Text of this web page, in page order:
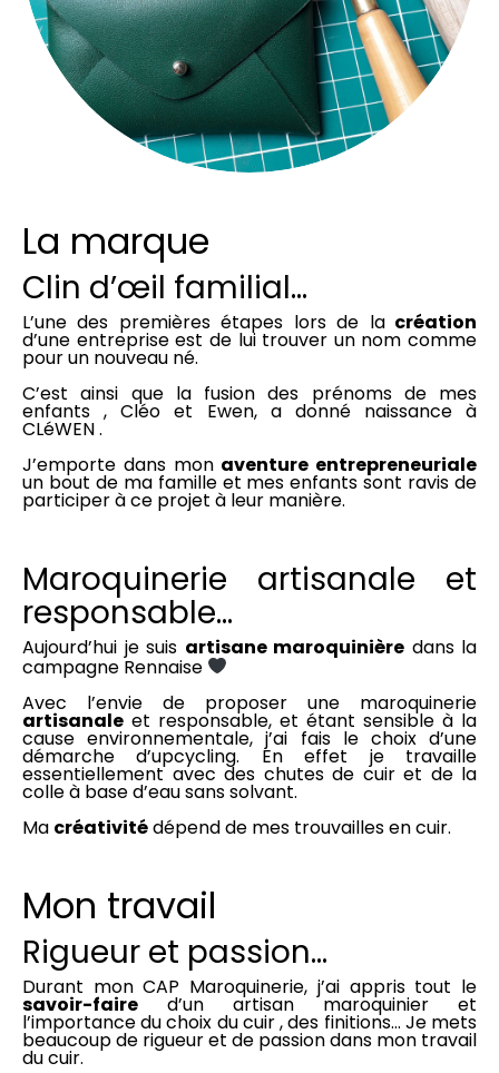
La marque
Clin d’œil familial…
L’une des premières étapes lors de lacréation
d’une entreprise est de lui trouver un nom comme
pour un nouveau né.
C’est ainsi que la fusion des prénoms de mes
enfants , Cléo et Ewen, a donné naissance à
CLéWEN .
J’emporte dans mon aventure entrepreneuriale
un bout de ma famille et mes enfants sont ravis de
participer à ce projet à leur manière.
Maroquinerie artisanale et
responsable…
Aujourd’hui je suis artisane maroquinière dans la
campagne Rennaise
Avec l’envie de proposer une maroquinerie
artisanale et responsable, et étant sensible à la
cause environnementale, j’ai fais le choix d’une
démarche d’upcycling. En effet je travaille
essentiellement avec des chutes de cuir et de la
colle à base d’eau sans solvant.
Ma créativitédépend de mes trouvailles en cuir.
Mon travail
Rigueur et passion…
Durant mon CAP Maroquinerie, j’ai appris tout le
savoir-faire d’un artisan maroquinier et
l’importance du choix du cuir , des finitions… Je mets
beaucoup de rigueur et de passion dans mon travail
du cuir.